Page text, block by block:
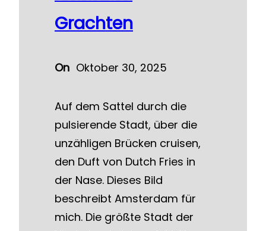
Grachten
On Oktober 30, 2025
Auf dem Sattel durch die
pulsierende Stadt, über die
unzähligen Brücken cruisen,
den Duft von Dutch Fries in
der Nase. Dieses Bild
beschreibt Amsterdam für
mich. Die größte Stadt der